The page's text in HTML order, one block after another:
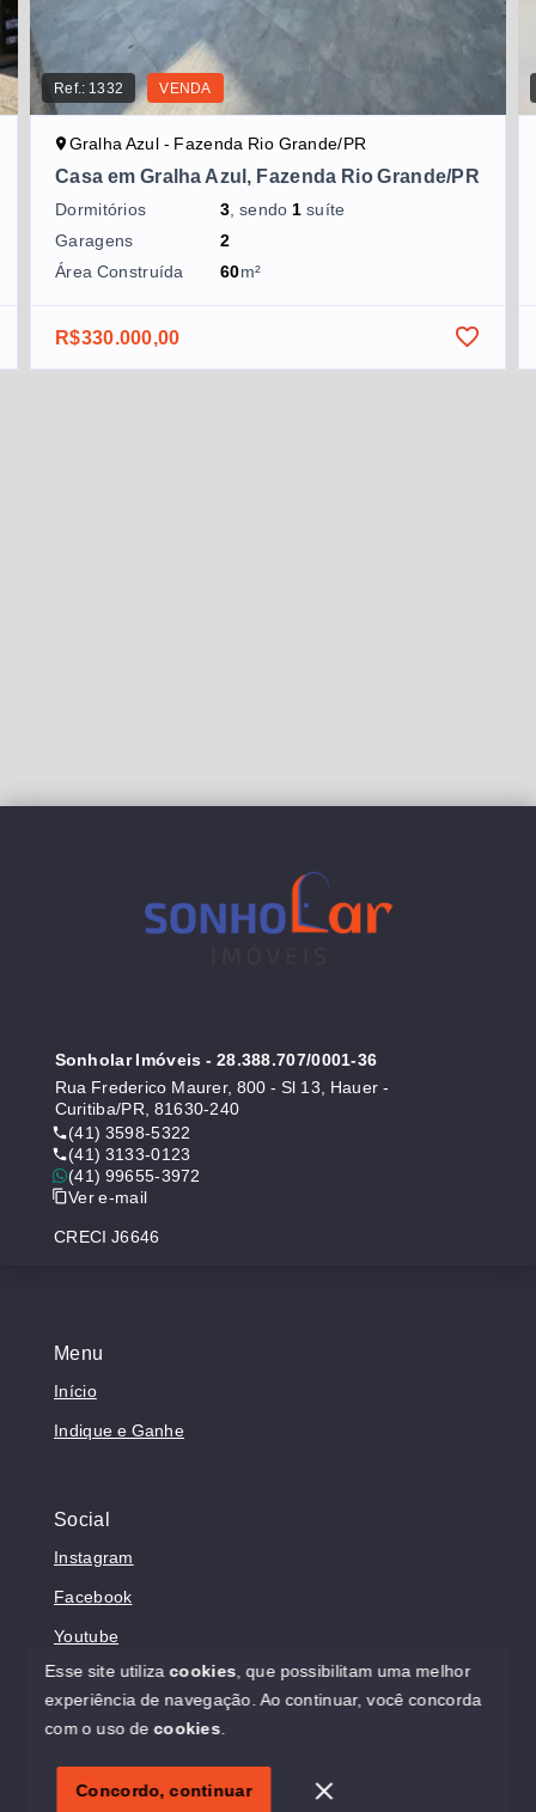
Ref.: 1332 VENDA
Gralha Azul - Fazenda Rio Grande/PR
Casa em Gralha Azul, Fazenda Rio Grande/PR
Dormitórios 3 , sendo 1 suíte
Garagens
2
Área Construída
60m²
R$330.000,00
Menu
Início
Indique e Ganhe
Social
Instagram
Facebook
Youtube
© Copyright 2026 - Sonholar Imóveis - Todos os direitos
SITE PARA IMOBILIARIA
Sonholar Imóveis - 28.388.707/0001-36
Rua Frederico Maurer, 800 - Sl 13, Hauer -
Curitiba/PR, 81630-240
(41) 3598-5322
(41) 3133-0123
(41) 99655-3972
Ver e-mail
CRECI J6646
Esse site utilizacookies , que possibilitam uma melhor
experiência de navegação. Ao continuar, você concorda
com o uso decookies
Concordo, continuar